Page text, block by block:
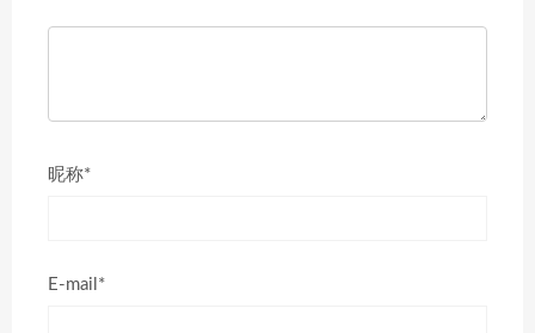
昵称*
E-mail*